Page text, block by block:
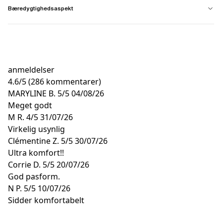
Bæredygtighedsaspekt
anmeldelser
4.6/5(286 kommentarer)
MARYLINE B. 5/504/08/26
Meget godt
M R. 4/531/07/26
Virkelig usynlig
Clémentine Z. 5/530/07/26
Ultra komfort!!
Corrie D. 5/520/07/26
God pasform.
N P. 5/5 10/07/26
Sidder komfortabelt